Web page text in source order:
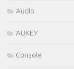
Audio
AUKEY
Console